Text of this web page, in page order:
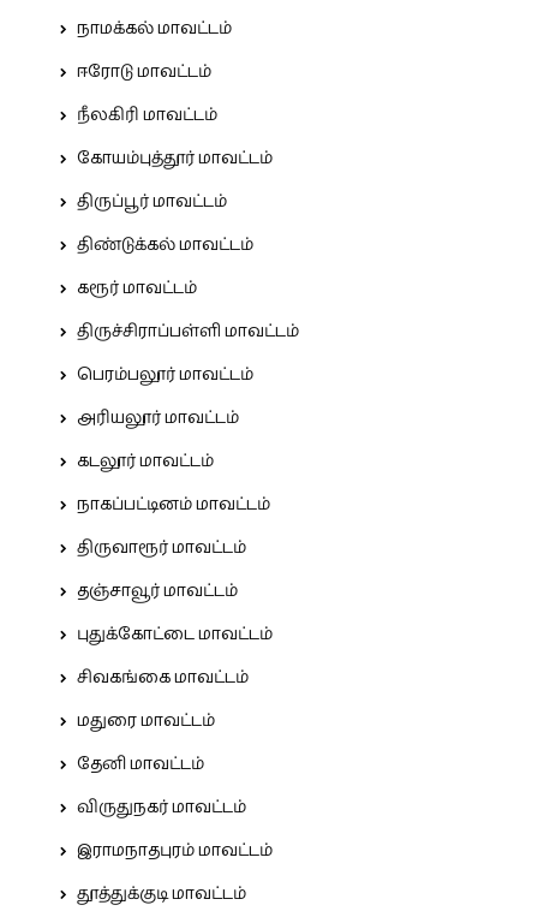
நாமக்கல் மாவட்டம்
ஈரோடு மாவட்டம்
நீலகிரி மாவட்டம்
கோயம்புத்தூர் மாவட்டம்
திருப்பூர் மாவட்டம்
திண்டுக்கல் மாவட்டம்
கரூர் மாவட்டம்
திருச்சிராப்பள்ளி மாவட்டம்
பெரம்பலூர் மாவட்டம்
அரியலூர் மாவட்டம்
கடலூர் மாவட்டம்
நாகப்பட்டினம் மாவட்டம்
திருவாரூர் மாவட்டம்
தஞ்சாவூர் மாவட்டம்
புதுக்கோட்டை மாவட்டம்
சிவகங்கை மாவட்டம்
மதுரை மாவட்டம்
தேனி மாவட்டம்
விருதுநகர் மாவட்டம்
இராமநாதபுரம் மாவட்டம்
தூத்துக்குடி மாவட்டம்